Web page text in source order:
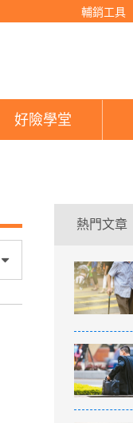
輔銷工具
好險學堂
熱門文章